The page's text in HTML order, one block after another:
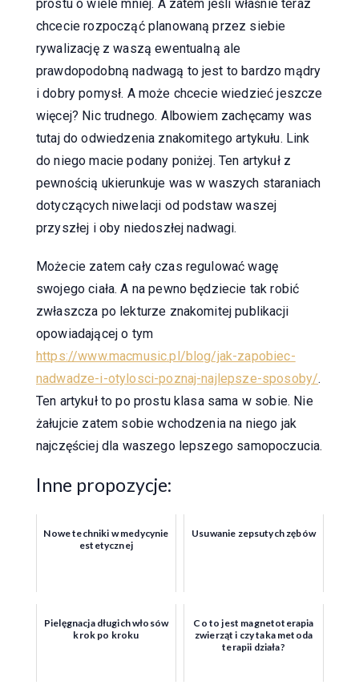
prostu o wiele mniej. A zatem jeśli właśnie teraz
chcecie rozpocząć planowaną przez siebie
rywalizację z waszą ewentualną ale
prawdopodobną nadwagą to jest to bardzo mądry
i dobry pomysł. A może chcecie wiedzieć jeszcze
więcej? Nic trudnego. Albowiem zachęcamy was
tutaj do odwiedzenia znakomitego artykułu. Link
do niego macie podany poniżej. Ten artykuł z
pewnością ukierunkuje was w waszych staraniach
dotyczących niwelacji od podstaw waszej
przyszłej i oby niedoszłej nadwagi.
Możecie zatem cały czas regulować wagę
swojego ciała. A na pewno będziecie tak robić
zwłaszcza po lekturze znakomitej publikacji
opowiadającej o tym
https://www.macmusic.pl/blog/jak-zapobiec-
nadwadze-i-otylosci-poznaj-najlepsze-sposoby/.
Ten artykuł to po prostu klasa sama w sobie. Nie
żałujcie zatem sobie wchodzenia na niego jak
najczęściej dla waszego lepszego samopoczucia.
Inne propozycje:
Nowe techniki w medycynie
estetycznej
Usuwanie zepsutych zębów
Pielęgnacja długich włosów
krok po kroku
Co to jest magnetoterapia
zwierząt i czy taka metoda
terapii działa?